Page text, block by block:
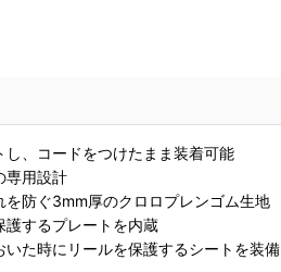
、コードをつけたまま装着可能
専用設計
防ぐ3mm厚のクロロプレンゴム生地
するプレートを内蔵
た時にリールを保護するシートを装備